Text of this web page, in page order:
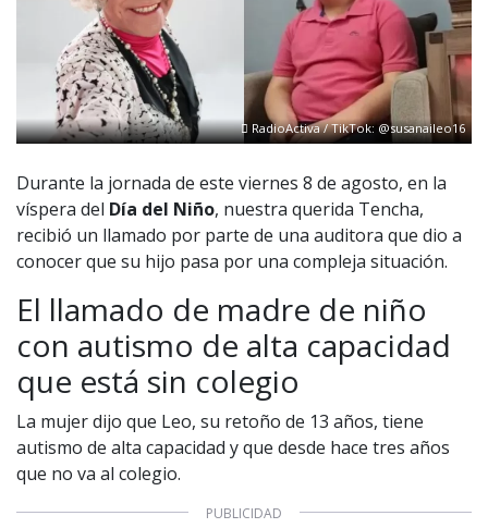
RadioActiva / TikTok: @susanaileo16
Durante la jornada de este viernes 8 de agosto, en la
víspera del Día del Niño, nuestra querida Tencha,
recibió un llamado por parte de una auditora que dio a
conocer que su hijo pasa por una compleja situación.
El llamado de madre de niño
con autismo de alta capacidad
que está sin colegio
La mujer dijo que Leo, su retoño de 13 años, tiene
autismo de alta capacidad y que desde hace tres años
que no va al colegio.